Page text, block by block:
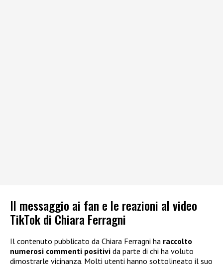
Il messaggio ai fan e le reazioni al video
TikTok di Chiara Ferragni
Il contenuto pubblicato da Chiara Ferragni ha raccolto
numerosi commenti positivi da parte di chi ha voluto
dimostrarle vicinanza. Molti utenti hanno sottolineato il suo